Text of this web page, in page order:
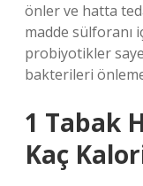
önler ve hatta
madde sülforanı
probiyotikler
bakterileri
1 Tabak
Kaç